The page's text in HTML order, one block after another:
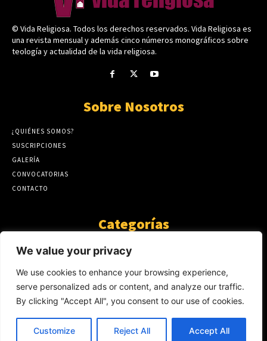
We value your privacy
We use cookies to enhance your browsing experience,
serve personalized ads or content, and analyze our traffic.
By clicking "Accept All", you consent to our use of cookies.
Customize Reject All Accept All
© Vida Religiosa. Todos los derechos reservados. Vida Religiosa es
una revista mensual y además cinco números monográficos sobre
teología y actualidad de la vida religiosa.
Sobre Nosotros
¿QUIÉNES SOMOS?
SUSCRIPCIONES
GALERÍA
CONVOCATORIAS
CONTACTO
Categorías
ARTÍCULOS
GUANTE DE SEDA
AL CALOR DE LA PALABRA
Y YO QUE SÉ
423
NOTICIAS
234
SIN CATEGORÍA
174